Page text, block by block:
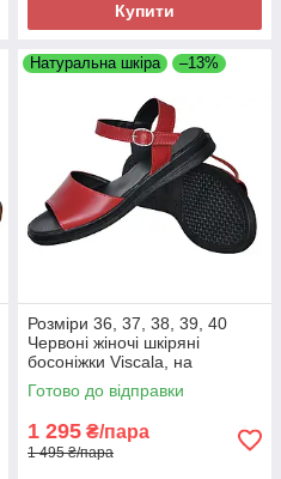
Купити
Натуральна шкіра –13%
Розміри 36, 37, 38, 39, 40
Червоні жіночі шкіряні
босоніжки Viscala, на
низькому ходу, легкі та зручні
Готово до відправки
1 295 ₴/пара
1 495 ₴/пара